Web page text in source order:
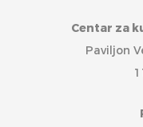
Centar za
Paviljon